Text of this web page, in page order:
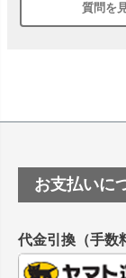
シルバーペ
は？
塩ビのロー
つや消し半
縦420mm×横
質問を
お支払いに
代金引換（手数